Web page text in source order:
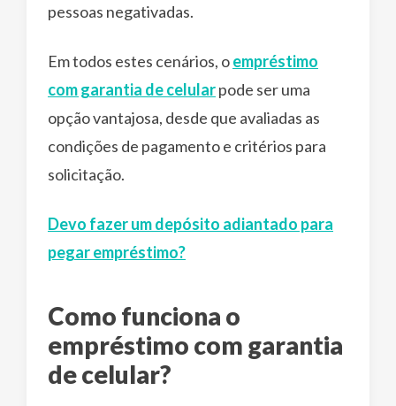
pessoas negativadas.
Em todos estes cenários, oempréstimo
com garantia de celularpode ser uma
opção vantajosa, desde que avaliadas as
condições de pagamento e critérios para
solicitação.
Devo fazer um depósito adiantado para
pegar empréstimo?
Como funciona o
empréstimo com garantia
de celular?